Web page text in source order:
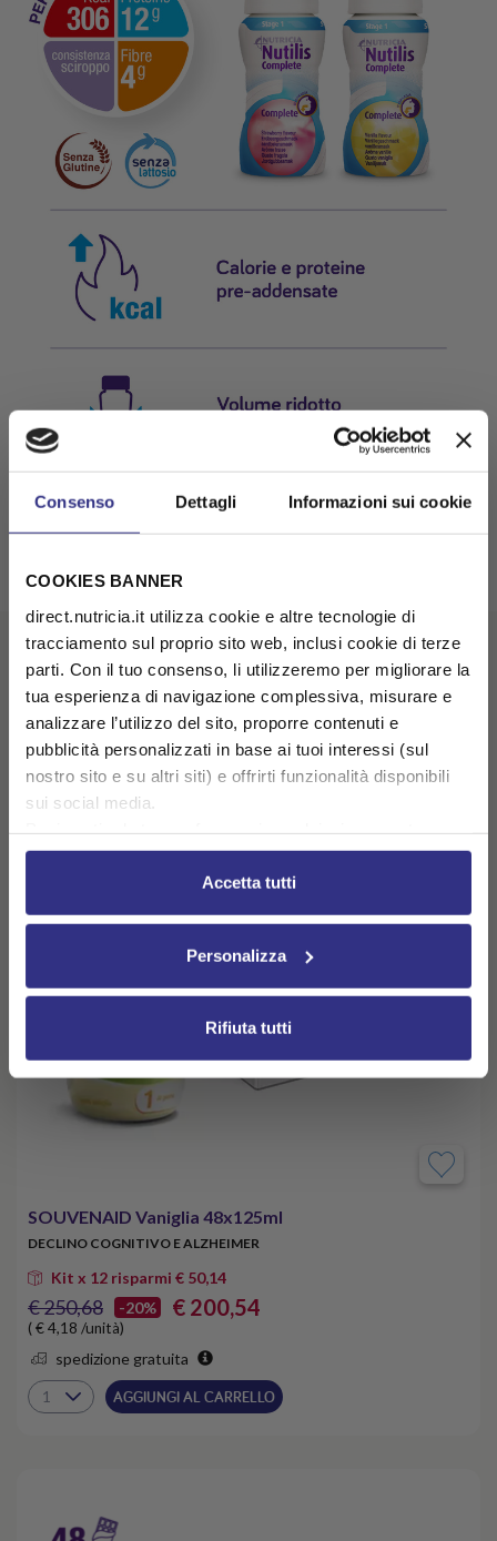
Consenso Dettagli Informazioni sui cookie
COOKIES BANNER
direct.nutricia.it utilizza cookie e altre tecnologie di
tracciamento sul proprio sito web, inclusi cookie di terze
parti. Con il tuo consenso, li utilizzeremo per migliorare la
tua esperienza di navigazione complessiva, misurare e
analizzare l’utilizzo del sito, proporre contenuti e
pubblicità personalizzati in base ai tuoi interessi (sul
nostro sito e su altri siti) e offrirti funzionalità disponibili
sui social media.
cliccando su Impostazioni dei cookie. Ulteriori
informazioni sono disponibili nellaCookie Policy
nella
Accetta tutti
Personalizza
Rifiuta tutti
Potrebbero interessarti
SOUVENAID Vaniglia 48x125ml
DECLINO COGNITIVO E ALZHEIMER
Kit x 12 risparmi € 50,14
€ 250,68 -20% € 200,54
( € 4,18 /unità)
spedizione gratuita
AGGIUNGI AL CARRELLO